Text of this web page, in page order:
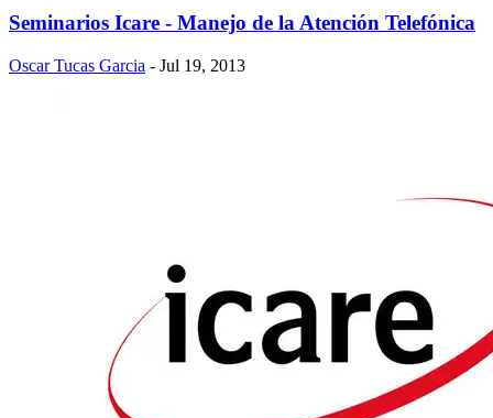
Seminarios Icare - Manejo de la Atención Telefónica
Oscar Tucas Garcia - Jul 19, 2013